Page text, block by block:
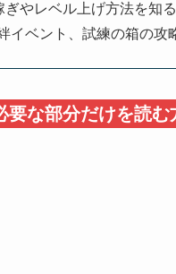
ぎやレベル上げ方法を知
イベント、試練の箱の攻
な部分だけを読む